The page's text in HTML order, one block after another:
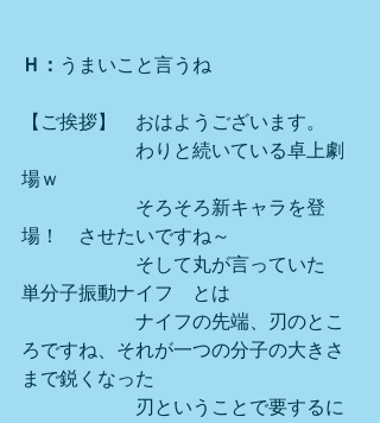
Ｈ： うまいこと言うね
【ご挨拶】　おはようございます。
わりと続いている卓上劇
場ｗ
そろそろ新キャラを登
場！　させたいですね～
そして丸が言っていた
単分子振動ナイフ　とは
ナイフの先端、刃のとこ
ろですね、それが一つの分子の大きさ
まで鋭くなった
刃ということで要するに